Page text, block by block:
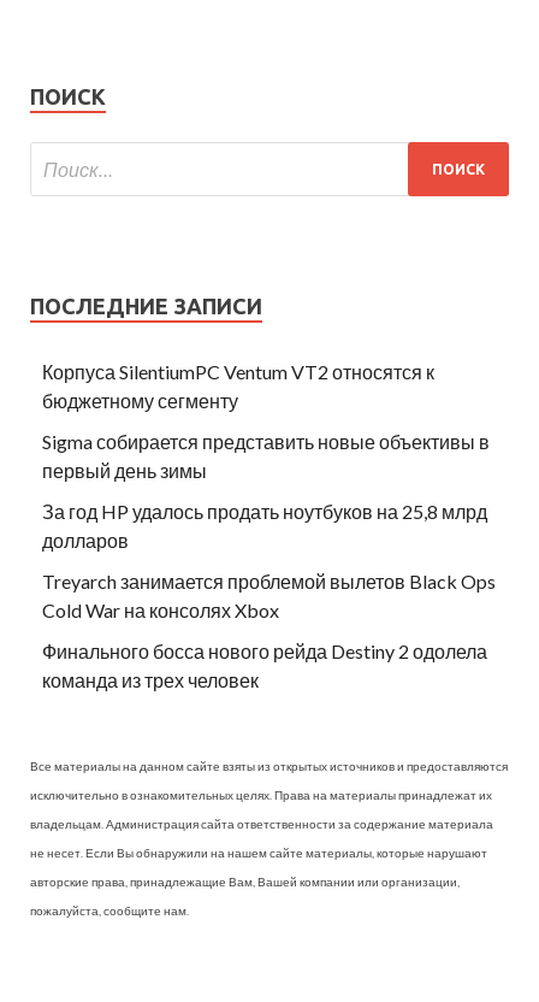
ПОИСК
ПОСЛЕДНИЕ ЗАПИСИ
Корпуса SilentiumPC Ventum VT2 относятся к
бюджетному сегменту
Sigma собирается представить новые объективы в
первый день зимы
За год HP удалось продать ноутбуков на 25,8 млрд
долларов
Treyarch занимается проблемой вылетов Black Ops
Cold War на консолях Xbox
Финального босса нового рейда Destiny 2 одолела
команда из трех человек
Все материалы на данном сайте взяты из открытых источников и предоставляются
исключительно в ознакомительных целях. Права на материалы принадлежат их
владельцам. Администрация сайта ответственности за содержание материала
не несет. Если Вы обнаружили на нашем сайте материалы, которые нарушают
авторские права, принадлежащие Вам, Вашей компании или организации,
пожалуйста, сообщите нам.